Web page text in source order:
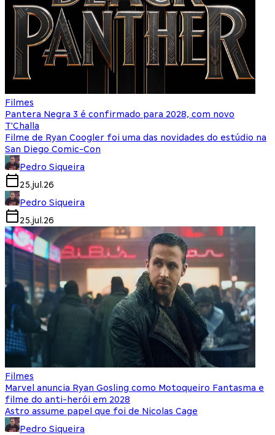
Filmes
Pantera Negra 3 é confirmado para 2028, com novo
T'Challa
Filme de Ryan Coogler foi uma das novidades do estúdio na
San Diego Comic-Con
Pedro Siqueira
25.jul.26
Pedro Siqueira
25.jul.26
Filmes
Marvel anuncia Ryan Gosling como Motoqueiro Fantasma e
filme do anti-herói em 2028
Astro assume papel que foi de Nicolas Cage
Pedro Siqueira